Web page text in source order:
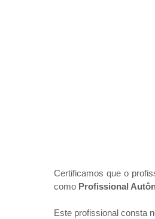
Certificamos que o
como Profissional
Este profissional consta